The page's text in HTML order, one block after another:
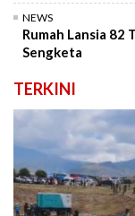
NEWS
Rumah Lansia 82
Sengketa
TERKINI